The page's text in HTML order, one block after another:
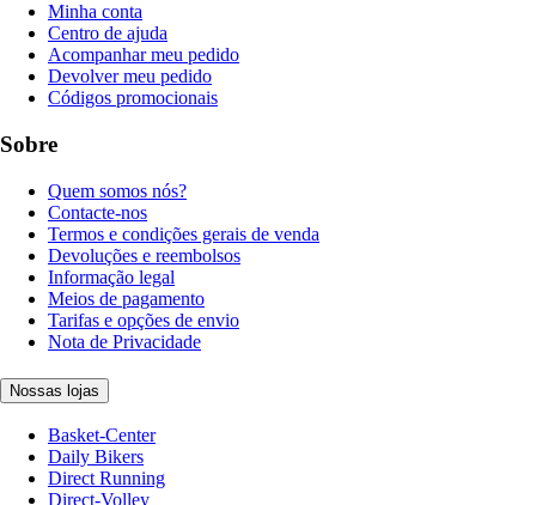
Minha conta
Centro de ajuda
Acompanhar meu pedido
Devolver meu pedido
Códigos promocionais
Sobre
Quem somos nós?
Contacte-nos
Termos e condições gerais de venda
Devoluções e reembolsos
Informação legal
Meios de pagamento
Tarifas e opções de envio
Nota de Privacidade
Nossas lojas
Basket-Center
Daily Bikers
Direct Running
Direct-Volley